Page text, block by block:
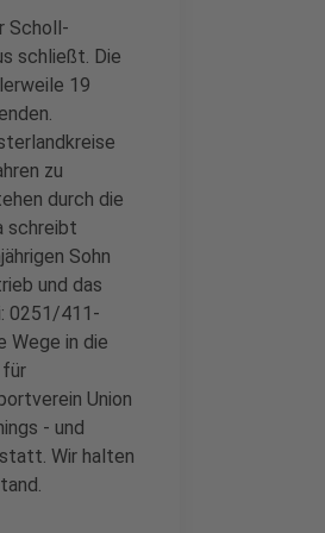
Scholl-
schließt. Die
19
zu
durch die
schreibt
Sohn
und das
0251/411-
Wege in die
für
Union
- und
Wir halten